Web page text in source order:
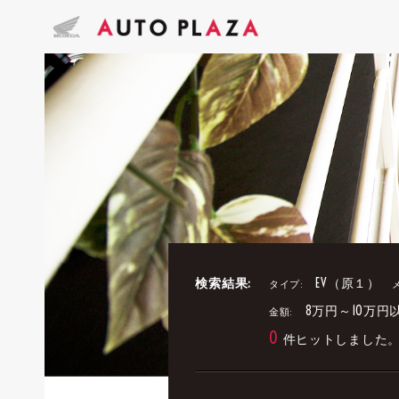
検索結果: タイプ: EV（原１）
金額: 8万円～10万円
0 件ヒットしました。